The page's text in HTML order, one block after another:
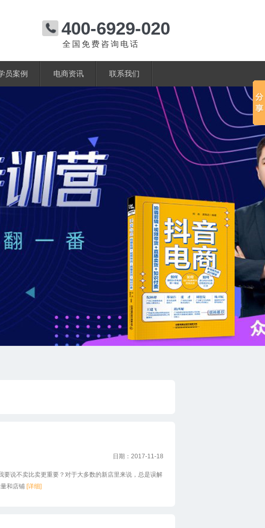
400-6929-020
全国免费咨询电话
员案例 电商资讯 联系我们
日期：2017-11-18
不卖比卖更重要？对于大多数的新店里来说，总是误解
和店铺 [详细]